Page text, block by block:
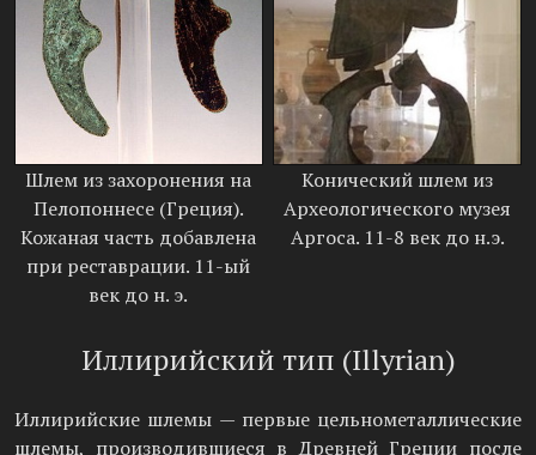
Шлем из захоронения на
Пелопоннесе (Греция).
Кожаная часть добавлена
при реставрации. 11-ый
век до н. э.
Конический шлем из
Археологического музея
Аргоса. 11-8 век до н.э.
Иллирийский тип (Illyrian)
Иллирийские шлемы — первые цельнометаллические
шлемы, производившиеся в Древней Греции после